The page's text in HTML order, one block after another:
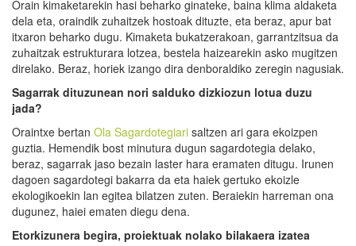
Orain kimaketarekin hasi beharko ginateke, baina klima aldaketa
dela eta, oraindik zuhaitzek hostoak dituzte, eta beraz, apur bat
itxaron beharko dugu. Kimaketa bukatzerakoan, garrantzitsua da
zuhaitzak estrukturara lotzea, bestela haizearekin asko mugitzen
direlako. Beraz, horiek izango dira denboraldiko zeregin nagusiak.
Sagarrak dituzunean nori salduko dizkiozun lotua duzu
jada?
Oraintxe bertan Ola Sagardotegiari saltzen ari gara ekoizpen
guztia. Hemendik bost minutura dugun sagardotegia delako,
beraz, sagarrak jaso bezain laster hara eramaten ditugu. Irunen
dagoen sagardotegi bakarra da eta haiek gertuko ekoizle
ekologikoekin lan egitea bilatzen zuten. Beraiekin harreman ona
dugunez, haiei ematen diegu dena.
Etorkizunera begira, proiektuak nolako bilakaera izatea